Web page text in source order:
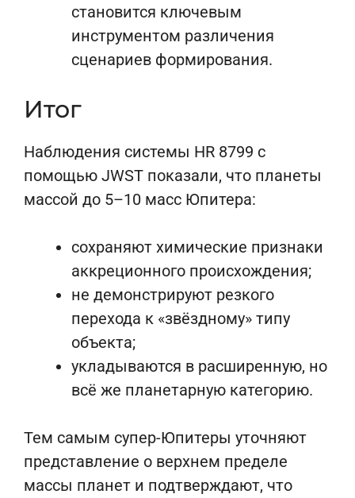
становится ключевым
инструментом различения
сценариев формирования.
Итог
Наблюдения системы HR 8799 с
помощью JWST показали, что планеты
массой до 5–10 масс Юпитера:
сохраняют химические признаки
аккреционного происхождения;
не демонстрируют резкого
перехода к «звёздному» типу
объекта;
укладываются в расширенную, но
всё же планетарную категорию.
Тем самым супер-Юпитеры уточняют
представление о верхнем пределе
массы планет и подтверждают, что